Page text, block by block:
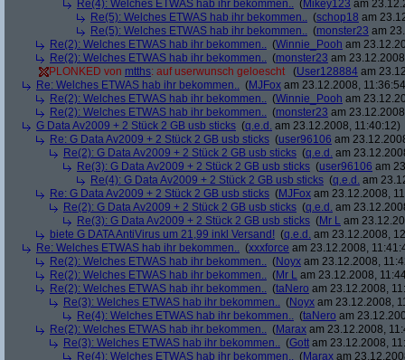
Re(4): Welches ETWAS hab ihr bekommen.. (Mikey123 am
Re(5): Welches ETWAS hab ihr bekommen.. (schop18 am
Re(5): Welches ETWAS hab ihr bekommen.. (monster23 am
Re(2): Welches ETWAS hab ihr bekommen.. (Winnie_Pooh am
Re(2): Welches ETWAS hab ihr bekommen.. (monster23 am
PLONKED von mtths: auf userwunsch geloescht (User128884 am
Re: Welches ETWAS hab ihr bekommen.. (MJFox am 23.12.2008,
Re(2): Welches ETWAS hab ihr bekommen.. (Winnie_Pooh am
Re(2): Welches ETWAS hab ihr bekommen.. (monster23 am
G Data Av2009 + 2 Stück 2 GB usb sticks (q.e.d. am 23.12.2008, 11:40:12)
Re: G Data Av2009 + 2 Stück 2 GB usb sticks (user96106 am
Re(2): G Data Av2009 + 2 Stück 2 GB usb sticks (q.e.d. am
Re(3): G Data Av2009 + 2 Stück 2 GB usb sticks (user96106 am
Re(4): G Data Av2009 + 2 Stück 2 GB usb sticks (q.e.d. am
Re: G Data Av2009 + 2 Stück 2 GB usb sticks (MJFox am 23.12.2008,
Re(2): G Data Av2009 + 2 Stück 2 GB usb sticks (q.e.d. am
Re(3): G Data Av2009 + 2 Stück 2 GB usb sticks (Mr L am
biete G DATA AntiVirus um 21,99 inkl Versand! (q.e.d. am 23.12.2008,
Re: Welches ETWAS hab ihr bekommen.. (xxxforce am 23.12.2008,
Re(2): Welches ETWAS hab ihr bekommen.. (Noyx am 23.12.2008,
Re(2): Welches ETWAS hab ihr bekommen.. (Mr L am 23.12.2008,
Re(2): Welches ETWAS hab ihr bekommen.. (taNero am 23.12.2008,
Re(3): Welches ETWAS hab ihr bekommen.. (Noyx am 23.12.2008,
Re(4): Welches ETWAS hab ihr bekommen.. (taNero am
Re(2): Welches ETWAS hab ihr bekommen.. (Marax am 23.12.2008,
Re(3): Welches ETWAS hab ihr bekommen.. (Gott am 23.12.2008,
Re(4): Welches ETWAS hab ihr bekommen.. (Marax am